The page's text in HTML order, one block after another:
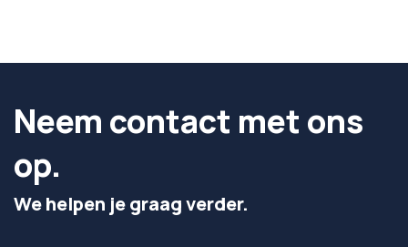
Neem contact met ons
op.
We helpen je graag verder.